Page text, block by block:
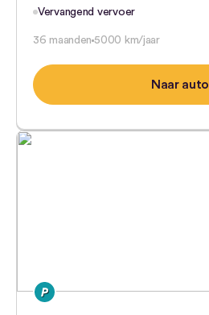
Vervangend vervoer
36 maanden 5000 km/jaar
Naar auto